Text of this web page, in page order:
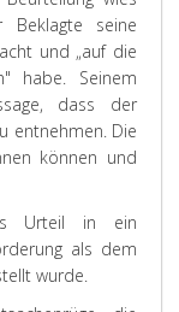
seine
und „auf die
habe. Seinem
dass der
entnehmen. Die
können und
Urteil in ein
als dem
wurde.